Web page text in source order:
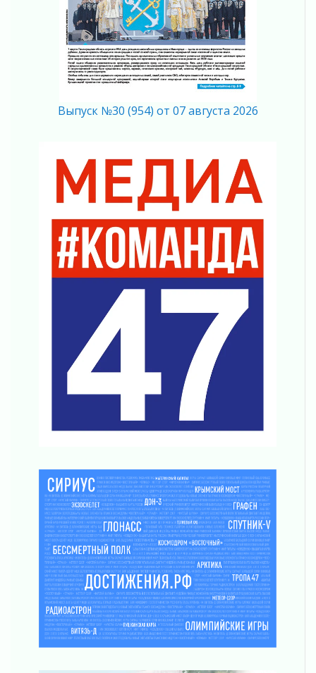
Без риска для здоровья и кошелька
04 августа 2026
Важная информация
04 августа 2026
Что делать со сбережениями
Награды нашли строителей
труда в ЖКХ
03 августа 2026
Поддержка волонтерских объединений
Ладожский мост полностью закроют на два
03 августа 2026
Музеи Ленобласти обновляют пространства
Новая площадка: 2027
Часть медиков в Ленобласти сможет
рассчитывать на доплату от региона
03 августа 2026
За сутки в Ленинградской области
ликвидировали 10 пожаров
03 августа 2026
Строительные компании Ленобласти
подняли зарплаты почти на 40% за год
03 августа 2026
Шесть новых жизней в честь дня рождения
Ленинградской области
03 августа 2026
Уроки безопасности для детей и взрослых
03 августа 2026
Ленобласть отмечает День Воздушно-
десантных войск
02 августа 2026
«Активное лето»
Выпуск №30 (954) от 07 августа 2026